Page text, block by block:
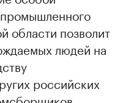
области позволит
людей на
российских